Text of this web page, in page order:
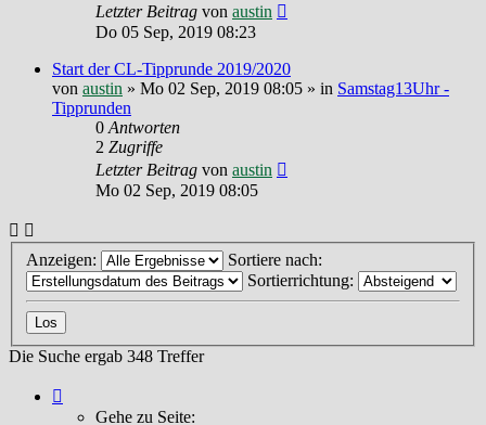
Letzter Beitrag von austin
Do 05 Sep, 2019 08:23
Start der CL-Tipprunde 2019/2020
von austin » Mo 02 Sep, 2019 08:05 » in Samstag13Uhr -
Tipprunden
0Antworten
2 Zugriffe
Letzter Beitrag von austin
Mo 02 Sep, 2019 08:05
Anzeigen:
Sortiere nach:
Sortierrichtung:
Die Suche ergab 348 Treffer
Gehe zu Seite: